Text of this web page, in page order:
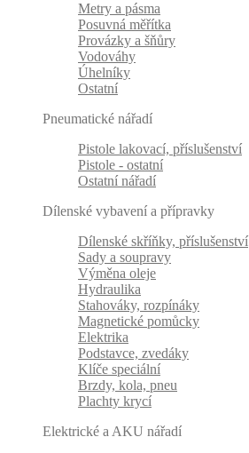
Metry a pásma
Posuvná měřítka
Provázky a šňůry
Vodováhy
Úhelníky
Ostatní
Pneumatické nářadí
Pistole lakovací, příslušenství
Pistole - ostatní
Ostatní nářadí
Dílenské vybavení a přípravky
Dílenské skříňky, příslušenství
Sady a soupravy
Výměna oleje
Hydraulika
Stahováky, rozpínáky
Magnetické pomůcky
Elektrika
Podstavce, zvedáky
Klíče speciální
Brzdy, kola, pneu
Plachty krycí
Elektrické a AKU nářadí